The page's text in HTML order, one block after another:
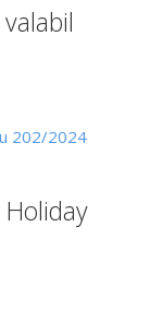
a
universitar
202/2024